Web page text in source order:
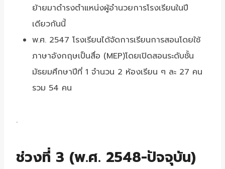
ย้ายมาดำรงตำแหน่งผู้อำนวยการโรงเรียนในปี
เดียวกันนี้
พ.ศ. 2547 โรงเรียนได้จัดการเรียนการสอนโดยใช้
ภาษาอังกฤษเป็นสื่อ (MEP)โดยเปิดสอนระดับชั้น
มัธยมศึกษาปีที่ 1 จำนวน 2 ห้องเรียน ๆ ละ 27 คน
รวม 54 คน
.
ช่วงที่ 3 (พ.ศ. 2548-ปัจจุบัน)